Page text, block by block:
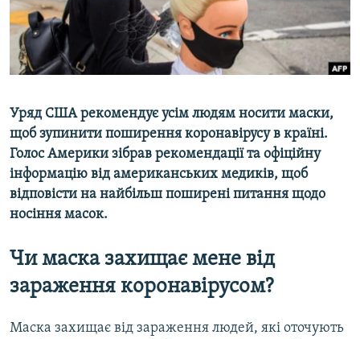
СВІДЧЕННЯ ОКУПАЦІЇ
УКРАЇНСЬКА ПРОБЛЕМА КРИМУ
ІНФОГРАФІКА
Qırımtatar
ДОЛУЧАЙСЯ!
Усі сайти RFE/RL
Уряд США рекомендує усім людям носити маски,
щоб зупинити поширення коронавірусу в країні.
Голос Америки зібрав рекомендації та офіційну
інформацію від американських медиків, щоб
відповісти на найбільш поширені питання щодо
носіння масок.
Чи маска захищає мене від
зараження коронавірусом?
Маска захищає від зараження людей, які оточують